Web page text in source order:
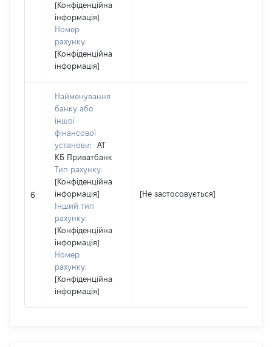
[Конфіденційна
інформація]
Номер
рахунку:
[Конфіденційна
інформація]
6
Найменування
банку або
іншої
фінансової
установи:
АТ
КБ Приватбанк
Тип рахунку:
[Конфіденційна
інформація]
Інший тип
рахунку:
[Конфіденційна
інформація]
Номер
рахунку:
[Конфіденційна
інформація]
[Не застосовується]